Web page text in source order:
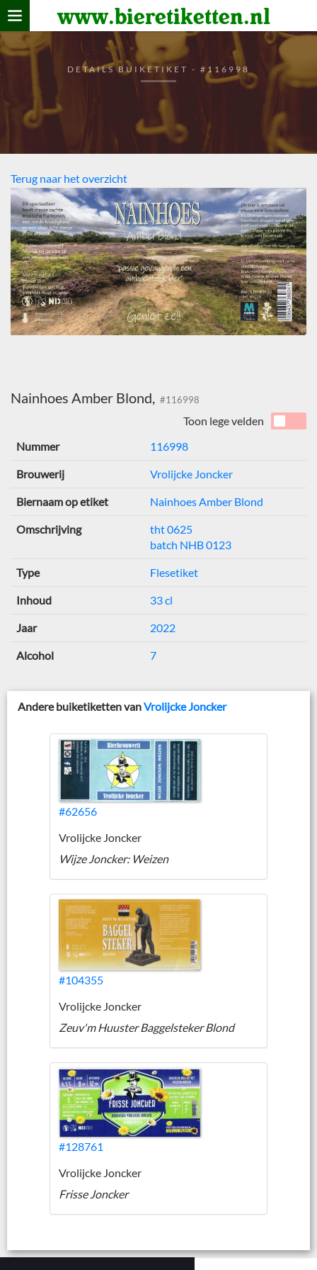
www.bieretiketten.nl
Home
verzamelen
De bierkaart
Bezoekers
DETAILS BUIKETIKET - #116998
Terug naar het overzicht
Nainhoes Amber Blond, #116998
Toon lege velden
Nummer
116998
Brouwerij Vrolijcke Joncker
Biernaam op etiket Nainhoes Amber Blond
Omschrijving
tht 0625
batch NHB 0123
Type Flesetiket
Inhoud 33 cl
Jaar 2022
Alcohol 7
Andere buiketiketten vanVrolijcke Joncker
#62656
Vrolijcke Joncker
Wijze Joncker: Weizen
#104355
Vrolijcke Joncker
Zeuv'm Huuster Baggelsteker Blond
#128761
Vrolijcke Joncker
Frisse Joncker